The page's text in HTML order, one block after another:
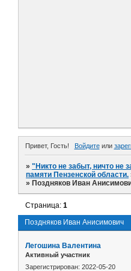
Привет, Гость! Войдитеили
»"Никто не забыт, ничто не
памяти Пензенской области.
» Поздняков Иван
Поздняков Иван Анисимович
Страница:1
Легошина Валентина
Активный участник
Зарегистрирован: 2022-05-20